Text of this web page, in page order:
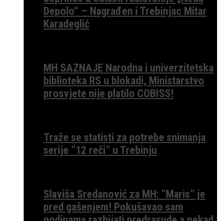
Depolo“ – Nagrađen i Trebinjac Mitar
Karadeglić
MH SAZNAJE Narodna i univerzitetska
biblioteka RS u blokadi, Ministarstvo
prosvjete nije platilo COBISS!
Traže se statisti za potrebe snimanja
serije ”12 reči” u Trebinju
Slaviša Sredanović za MH: ”Maris” je
pred gašenjem! Pokušavao sam